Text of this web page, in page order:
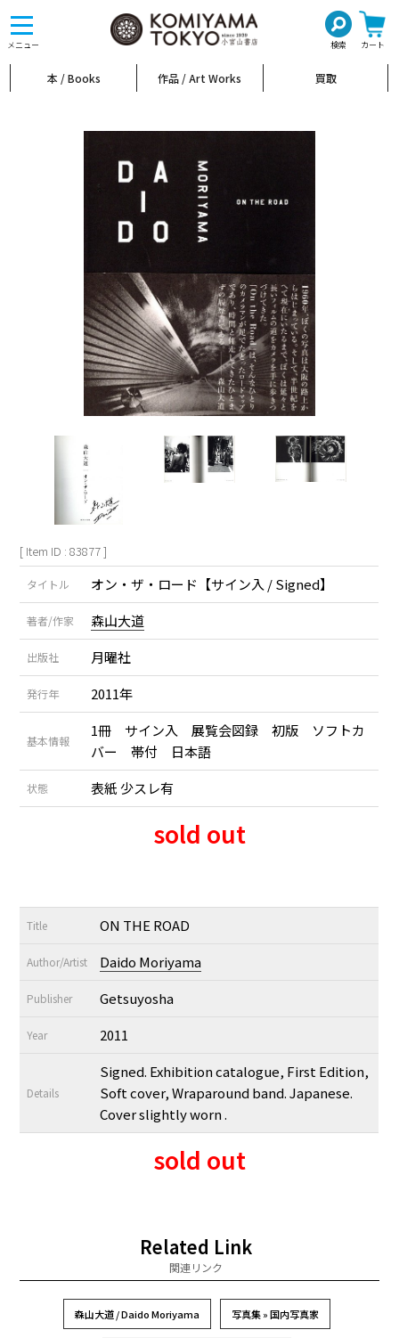
メニュー 検索 カート
toggle
navigation
本 / Books 作品 / Art Works 買取
[ Item ID : 83877 ]
タイトル オン・ザ・ロード【サイン入 / Signed】
著者/作家 森山大道
出版社 月曜社
発行年 2011年
基本情報
1冊 サイン入 展覧会図録 初版 ソフトカ
バー 帯付 日本語
状態 表紙 少スレ有
sold out
Title ON THE ROAD
Author/Artist Daido Moriyama
Publisher Getsuyosha
Year 2011
Details
Signed. Exhibition catalogue, First Edition,
Soft cover, Wraparound band. Japanese.
Cover slightly worn .
sold out
Related Link
関連リンク
森山大道 / Daido Moriyama 写真集 » 国内写真家